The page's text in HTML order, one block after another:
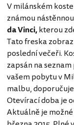
V milánském
známou
da Vinci,kterou
Tato freska
poslední večeři.
zapsán na
vašem pobytu v
malbu,
Otevírací doba je
Aktuálně je